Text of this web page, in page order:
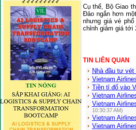
Cụ thể, Bộ Giao
Đảo ngắn hơn
nhưng giá vé
chỉnh giảm giá tới
TIN LIÊN QUAN
Nhà đầu tư
Vietnam
Tiền tỉ đổ vào
Vietnam
Vietnam
10:30:37 AM)
Vietnam
Vietnam